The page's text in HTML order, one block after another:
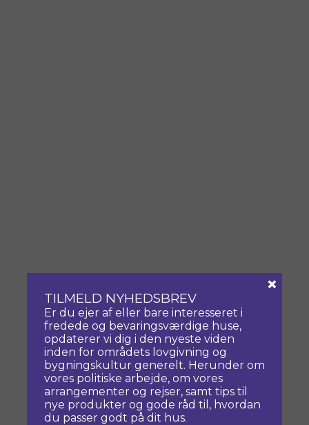
TILMELD NYHEDSBREV
Er du ejer af eller bare interesseret i
fredede og bevaringsværdige huse,
opdaterer vi dig i den nyeste viden
inden for områdets lovgivning og
bygningskultur generelt. Herunder om
vores politiske arbejde, om vores
arrangementer og rejser, samt tips til
nye produkter og gode råd til, hvordan
du passer godt på dit hus.
×